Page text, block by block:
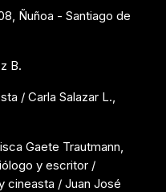
Ñuñoa - Santiago de
B.
/ Carla Salazar L.,
Gaete Trautmann,
y escritor /
cineasta / Juan José